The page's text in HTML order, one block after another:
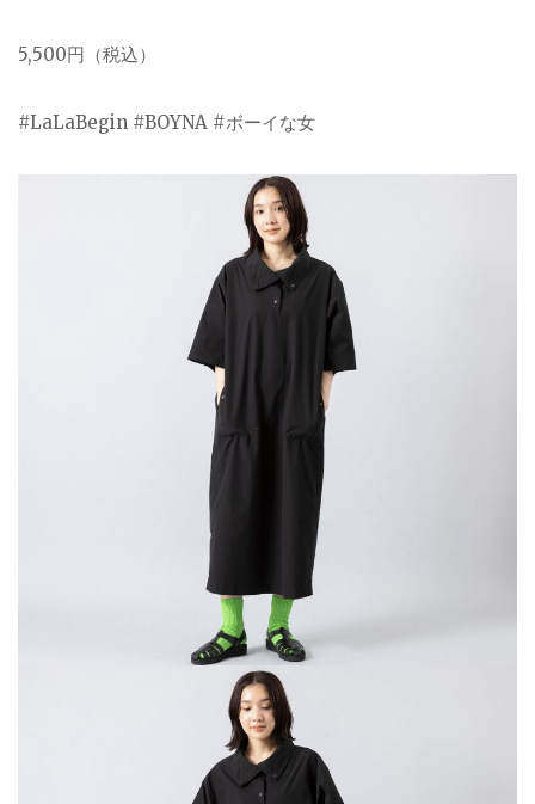
5,500円（税込）
#LaLaBegin #BOYNA #ボーイな女